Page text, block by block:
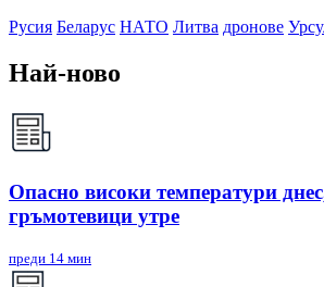
Русия Беларус НАТО Литва дронове
Най-ново
Опасно високи температури
гръмотевици утре
преди 14 мин